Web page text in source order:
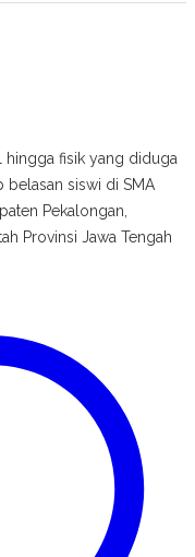
hingga fisik yang diduga
belasan siswi di SMA
Pekalongan,
Provinsi Jawa Tengah